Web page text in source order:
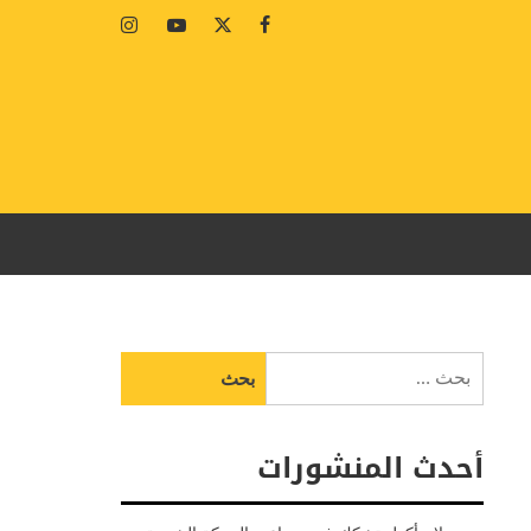
Facebook
Twitter
Youtube
Instagram
عن:
أحدث المنشورات